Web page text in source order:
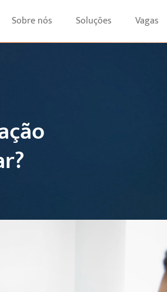
Sobre nós Soluções Vagas